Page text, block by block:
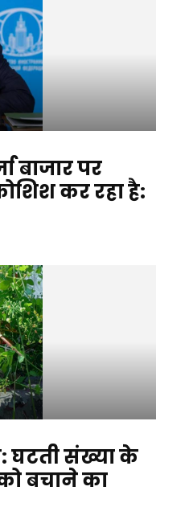
बाजार पर
कर रहा है:
घटती संख्या के
बचाने का